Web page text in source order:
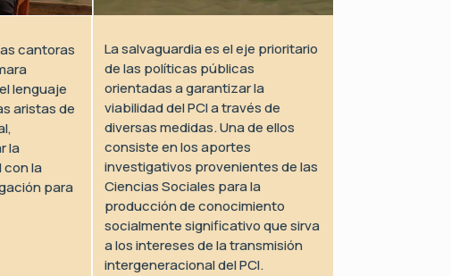
cantoras
lenguaje
aristas de
la
con la
para
La salvaguardia es el eje prioritario
de las políticas públicas
orientadas a garantizar la
viabilidad del PCI a través de
diversas medidas. Una de ellos
consiste en los aportes
investigativos provenientes de las
Ciencias Sociales para la
producción de conocimiento
socialmente significativo que sirva
a los intereses de la transmisión
intergeneracional del PCI.